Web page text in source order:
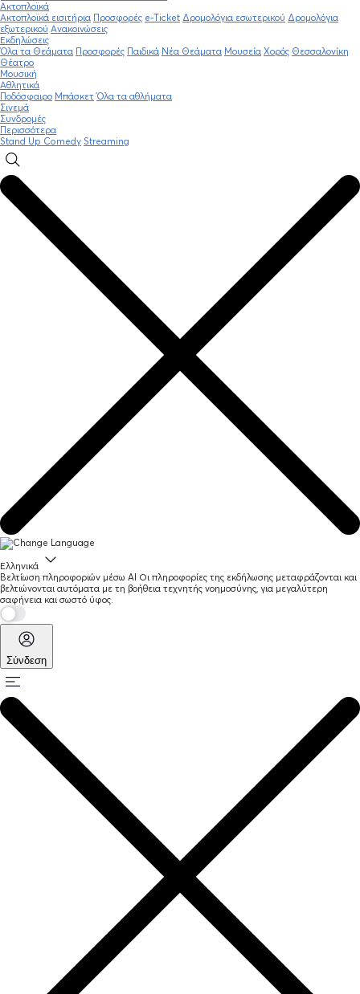
Ακτοπλοϊκά
Ακτοπλοϊκά εισιτήρια Προσφορές e-Ticket Δρομολόγια εσωτερικού Δρομολόγια
εξωτερικού Ανακοινώσεις
Εκδηλώσεις
Όλα τα Θεάματα Προσφορές Παιδικά Νέα Θεάματα Μουσεία Χορός Θεσσαλονίκη
Θέατρο
Μουσική
Αθλητικά
Ποδόσφαιρο Μπάσκετ Όλα τα αθλήματα
Σινεμά
Συνδρομές
Περισσότερα
Stand Up Comedy Streaming
Ελληνικά
Βελτίωση πληροφοριών μέσω AI Οι πληροφορίες της εκδήλωσης μεταφράζονται και
βελτιώνονται αυτόματα με τη βοήθεια τεχνητής νοημοσύνης, για μεγαλύτερη
σαφήνεια και σωστό ύφος.
Σύνδεση